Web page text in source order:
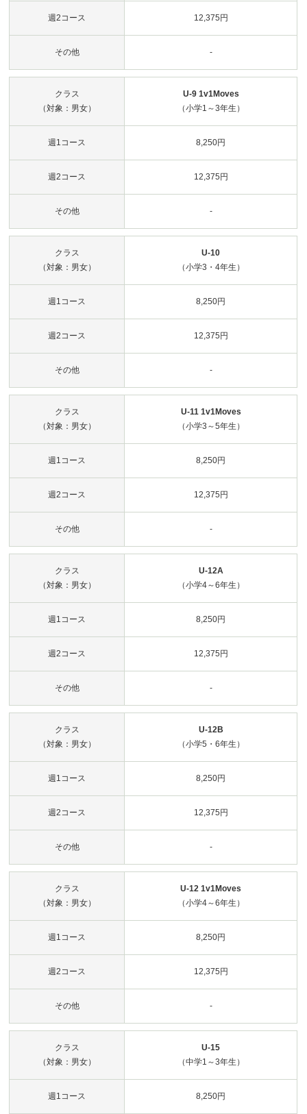
週2コース 12,375円
その他 -
クラス
（対象：男女）
U-9 1v1Moves
（小学1～3年生）
週1コース 8,250円
週2コース 12,375円
その他 -
クラス
（対象：男女）
U-10
（小学3・4年生）
週1コース 8,250円
週2コース 12,375円
その他 -
クラス
（対象：男女）
U-11 1v1Moves
（小学3～5年生）
週1コース 8,250円
週2コース 12,375円
その他 -
クラス
（対象：男女）
U-12A
（小学4～6年生）
週1コース 8,250円
週2コース 12,375円
その他 -
クラス
（対象：男女）
U-12B
（小学5・6年生）
週1コース 8,250円
週2コース 12,375円
その他 -
クラス
（対象：男女）
U-12 1v1Moves
（小学4～6年生）
週1コース 8,250円
週2コース 12,375円
その他 -
クラス
（対象：男女）
U-15
（中学1～3年生）
週1コース 8,250円